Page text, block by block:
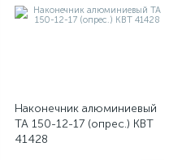
Наконечник алюминиевый
ТА 150-12-17 (опрес.) КВТ
41428